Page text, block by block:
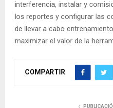
interferencia, instalar y
los reportes y configurar las
de llevar a cabo
maximizar el valor de la
COMPARTIR